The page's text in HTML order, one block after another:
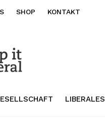
SHOP KONTAKT
LIBERALES